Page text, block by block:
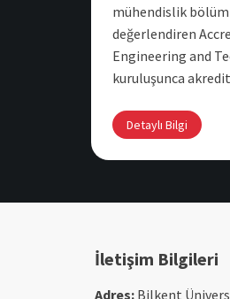
mühendislik
değerlendiren
Engineering and
kuruluşunca
Detaylı Bilgi
İletişim Bilgileri
Adres: Bilkent